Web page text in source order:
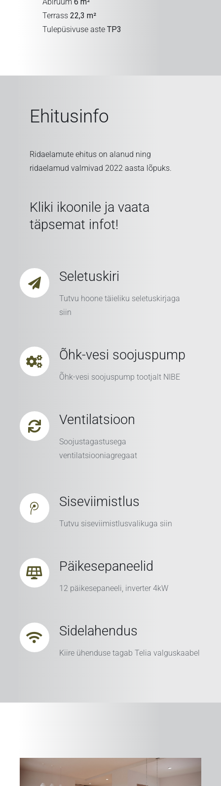
Terrass22,3 m²
Tulepüsivuse asteTP3
Ehitusinfo
Ridaelamute ehitus on alanud ning
ridaelamud valmivad 2022 aasta lõpuks.
Kliki ikoonile ja vaata
täpsemat infot!
Seletuskiri
Tutvu hoone täieliku seletuskirjaga
siin
Õhk-vesi soojuspump
Õhk-vesi soojuspump tootjalt NIBE
Ventilatsioon
Soojustagastusega
ventilatsiooniagregaat
Siseviimistlus
Tutvu siseviimistlusvalikuga siin
Päikesepaneelid
12 päikesepaneeli, inverter 4kW
Sidelahendus
Kiire ühenduse tagab Telia valguskaabel